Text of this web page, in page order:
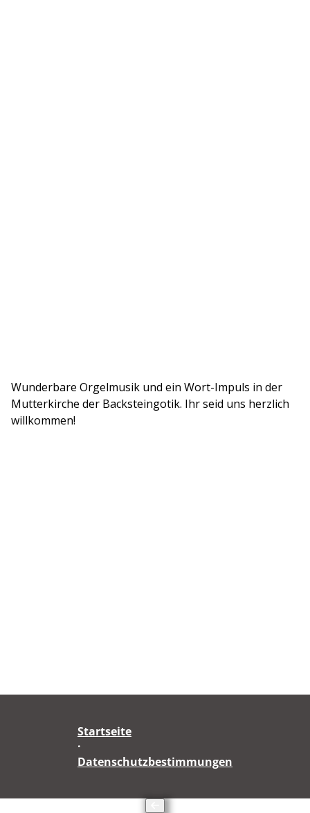
Wunderbare Orgelmusik und ein Wort-Impuls in der
Mutterkirche der Backsteingotik. Ihr seid uns herzlich
willkommen!
Startseite
·
Datenschutzbestimmungen